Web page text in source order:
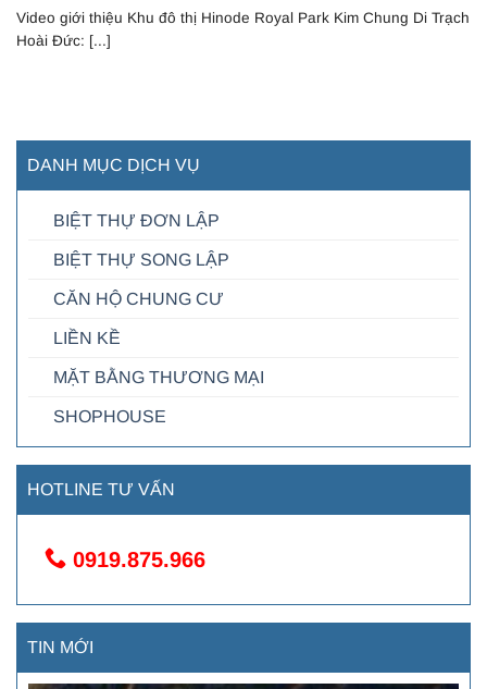
Video giới thiệu Khu đô thị Hinode Royal Park Kim Chung Di Trạch
Hoài Đức: [...]
DANH MỤC DỊCH VỤ
BIỆT THỰ ĐƠN LẬP
BIỆT THỰ SONG LẬP
CĂN HỘ CHUNG CƯ
LIỀN KỀ
MẶT BẰNG THƯƠNG MẠI
SHOPHOUSE
HOTLINE TƯ VẤN
0919.875.966
TIN MỚI